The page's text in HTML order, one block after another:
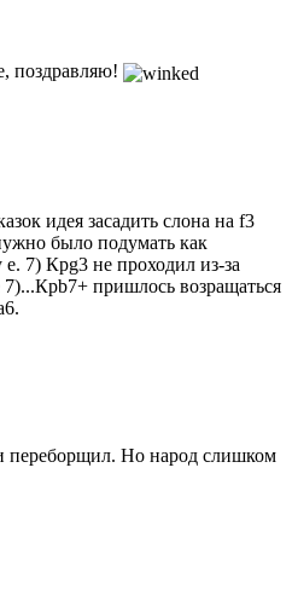
поздравляю!
идея засадить слона на f3
было подумать как
7) Крg3 не проходил из-за
пришлось возращаться
переборщил. Но народ слишком